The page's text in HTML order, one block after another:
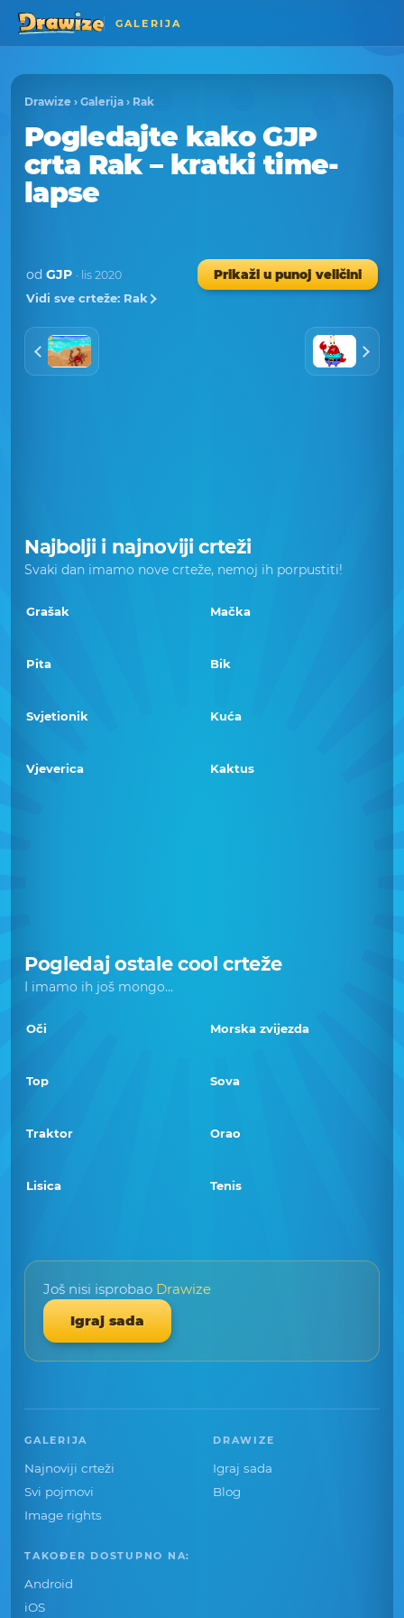
GALERIJA
Drawize › Galerija › Rak
Pogledajte kako GJP
crta Rak – kratki time-
lapse
od GJP · lis 2020
Prikaži u punoj veličini
Vidi sve crteže: Rak
Najbolji i najnoviji crteži
Svaki dan imamo nove crteže, nemoj ih porpustiti!
Grašak Mačka
Pita Bik
Svjetionik Kuća
Vjeverica Kaktus
Pogledaj ostale cool crteže
I imamo ih još mongo...
Oči Morska zvijezda
Top Sova
Traktor Orao
Lisica Tenis
Još nisi isprobao Drawize
Igraj sada
GALERIJA
Najnoviji crteži
Svi pojmovi
Image rights
DRAWIZE
Igraj sada
Blog
TAKOĐER DOSTUPNO NA:
Android
iOS